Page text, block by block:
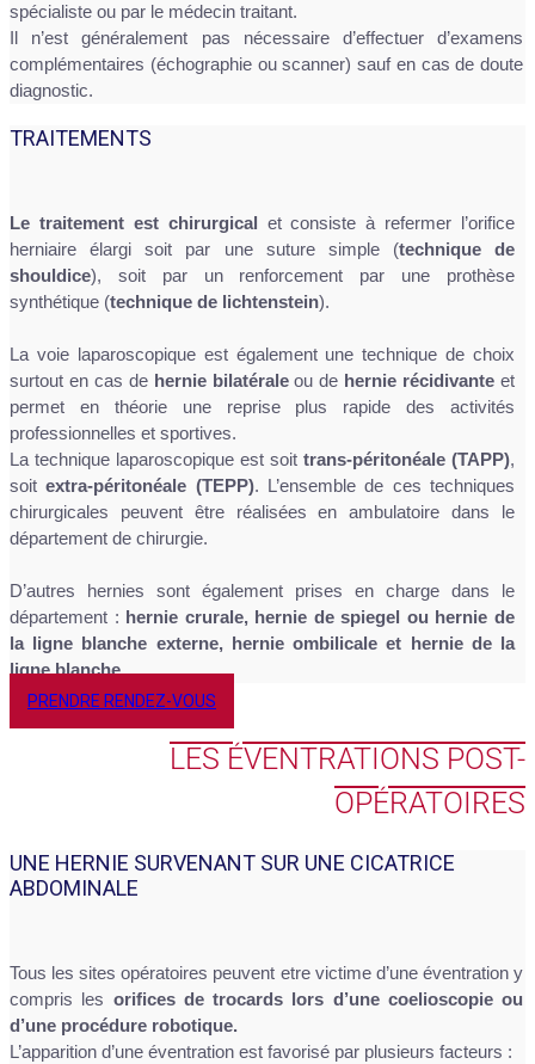
spécialiste ou par le médecin traitant.
Il n’est généralement pas nécessaire d’effectuer d’examens
complémentaires (échographie ou scanner) sauf en cas de doute
diagnostic.
TRAITEMENTS
Le traitement est chirurgical et consiste à refermer l’orifice
herniaire élargi soit par une suture simple (technique de
shouldice), soit par un renforcement par une prothèse
synthétique (technique de lichtenstein).
La voie laparoscopique est également une technique de choix
surtout en cas de hernie bilatéraleou de hernie récidivante et
permet en théorie une reprise plus rapide des activités
professionnelles et sportives.
La technique laparoscopique est soit trans-péritonéale (TAPP),
soitextra-péritonéale (TEPP). L’ensemble de ces techniques
chirurgicales peuvent être réalisées en ambulatoire dans le
département de chirurgie.
D’autres hernies sont également prises en charge dans le
département : hernie crurale, hernie de spiegel ou hernie de
la ligne blanche externe, hernie ombilicale et hernie de la
ligne blanche.
PRENDRE RENDEZ-VOUS
LES ÉVENTRATIONS POST-
OPÉRATOIRES
UNE HERNIE SURVENANT SUR UNE CICATRICE
ABDOMINALE
Tous les sites opératoires peuvent etre victime d’une éventration y
compris les orifices de trocards lors d’une coelioscopie ou
d’une procédure robotique.
L’apparition d’une éventration est favorisé par plusieurs facteurs :